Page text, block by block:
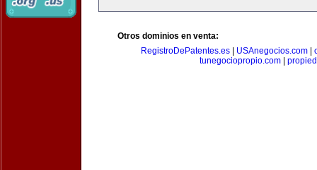
Otros dominios en venta:
RegistroDePatentes.es
USAnegocios.com
tunegociopropio.com|